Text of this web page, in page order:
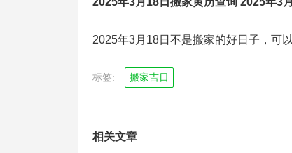
2025年3月18日不是搬家的好日子，可
标签: 搬家吉日
相关文章